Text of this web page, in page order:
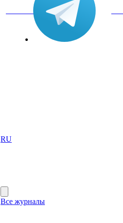
вКонтакте
RU
Все журналы